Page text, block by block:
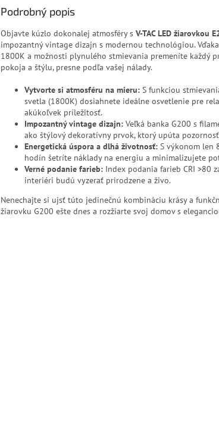
Podrobný popis
Objavte kúzlo dokonalej atmosféry s V-TAC LED žiarovkou
impozantný vintage dizajn s modernou technológiou.
1800K a možnosti plynulého stmievania premeníte každý
pokoja a štýlu, presne podľa vašej nálady.
Vytvorte si atmosféru na mieru: S funkciou
svetla (1800K) dosiahnete ideálne osvetlenie pre
akúkoľvek príležitosť.
Impozantný vintage dizajn: Veľká banka G200 s
ako štýlový dekoratívny prvok, ktorý upúta
Energetická úspora a dlhá životnosť: S výkonom len
hodín šetríte náklady na energiu a minimalizujete
Verné podanie farieb: Index podania farieb CRI >80
interiéri budú vyzerať prirodzene a živo.
Nenechajte si ujsť túto jedinečnú kombináciu krásy a
žiarovku G200 ešte dnes a rozžiarte svoj domov s